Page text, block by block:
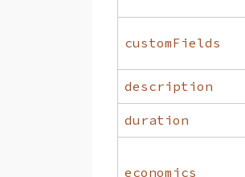
customFields
description
duration
economics